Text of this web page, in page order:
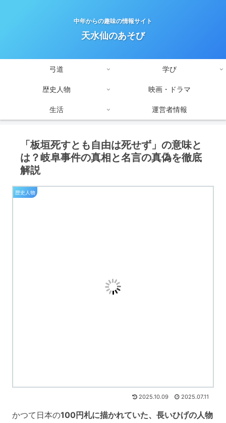
中年からの趣味の情報サイト
天水仙のあそび
弓道 学び
歴史人物 映画・ドラマ
生活 運営者情報
「板垣死すとも自由は死せず」の意味と
は？岐阜事件の真相と名言の真偽を徹底
解説
歴史人物
2025.10.09 2025.07.11
かつて日本の100円札に描かれていた、長いひげの人物